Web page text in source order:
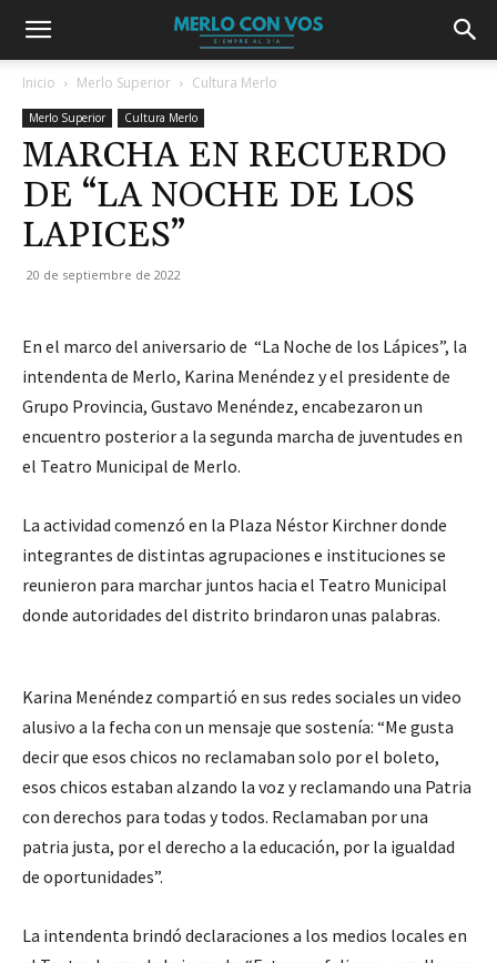
Inicio Merlo Superior Cultura Merlo
Merlo Superior Cultura Merlo
MARCHA EN RECUERDO
DE “LA NOCHE DE LOS
LAPICES”
20 de septiembre de 2022
En el marco del aniversario de “La Noche de los Lápices”, la
intendenta de Merlo, Karina Menéndez y el presidente de
Grupo Provincia, Gustavo Menéndez, encabezaron un
encuentro posterior a la segunda marcha de juventudes en
el Teatro Municipal de Merlo.
La actividad comenzó en la Plaza Néstor Kirchner donde
integrantes de distintas agrupaciones e instituciones se
reunieron para marchar juntos hacia el Teatro Municipal
donde autoridades del distrito brindaron unas palabras.
Karina Menéndez compartió en sus redes sociales un video
alusivo a la fecha con un mensaje que sostenía: “Me gusta
decir que esos chicos no reclamaban solo por el boleto,
esos chicos estaban alzando la voz y reclamando una Patria
con derechos para todas y todos. Reclamaban por una
patria justa, por el derecho a la educación, por la igualdad
de oportunidades”.
La intendenta brindó declaraciones a los medios locales en